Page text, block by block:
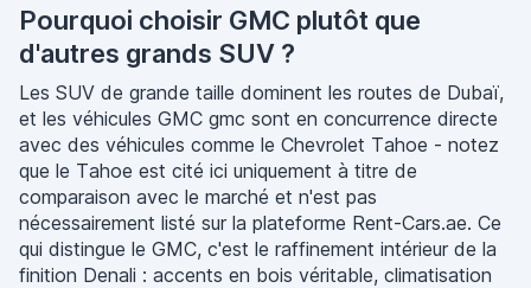
Pourquoi choisir GMC plutôt que
d'autres grands SUV ?
Les SUV de grande taille dominent les routes de Dubaï,
et les véhicules GMC gmc sont en concurrence directe
avec des véhicules comme le Chevrolet Tahoe - notez
que le Tahoe est cité ici uniquement à titre de
comparaison avec le marché et n'est pas
nécessairement listé sur la plateforme Rent-Cars.ae. Ce
qui distingue le GMC, c'est le raffinement intérieur de la
finition Denali : accents en bois véritable, climatisation